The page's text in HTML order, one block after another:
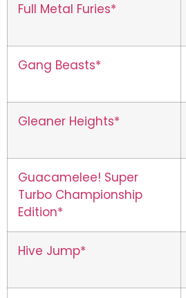
Full Metal Furies*
Gang Beasts*
Gleaner Heights*
Guacamelee! Super
Turbo Championship
Edition*
Hive Jump*